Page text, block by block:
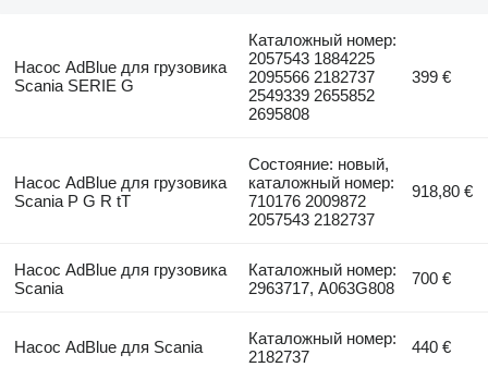
Насос AdBlue для грузовика
Scania SERIE G
Каталожный номер:
2057543 1884225
2095566 2182737
2549339 2655852
2695808
399 €
Насос AdBlue для грузовика
Scania P G R tT
Состояние: новый,
каталожный номер:
710176 2009872
2057543 2182737
918,80 €
Насос AdBlue для грузовика
Scania
Каталожный номер:
2963717, A063G808
700 €
Насос AdBlue для Scania
Каталожный номер:
2182737
440 €